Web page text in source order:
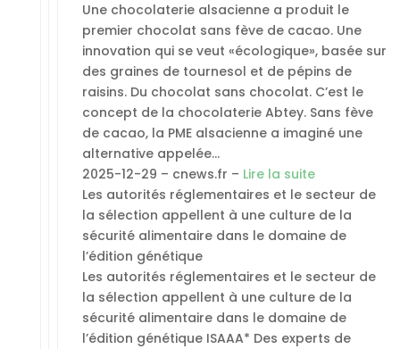
Une chocolaterie alsacienne a produit le
premier chocolat sans fève de cacao. Une
innovation qui se veut «écologique», basée sur
des graines de tournesol et de pépins de
raisins. Du chocolat sans chocolat. C’est le
concept de la chocolaterie Abtey. Sans fève
de cacao, la PME alsacienne a imaginé une
alternative appelée…
2025-12-29 – cnews.fr – Lire la suite
Les autorités réglementaires et le secteur de
la sélection appellent à une culture de la
sécurité alimentaire dans le domaine de
l’édition génétique
Les autorités réglementaires et le secteur de
la sélection appellent à une culture de la
sécurité alimentaire dans le domaine de
l’édition génétique ISAAA* Des experts de